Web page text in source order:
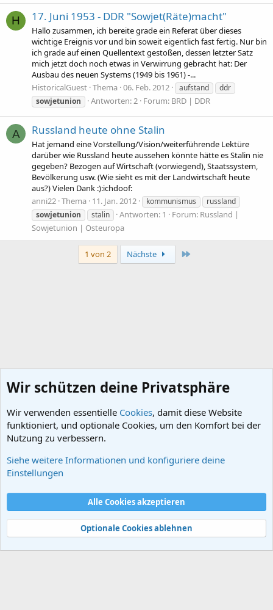
H 17. Juni 1953 - DDR "Sowjet(Räte)macht"
Hallo zusammen, ich bereite grade ein Referat über dieses
wichtige Ereignis vor und bin soweit eigentlich fast fertig. Nur bin
ich grade auf einen Quellentext gestoßen, dessen letzter Satz
mich jetzt doch noch etwas in Verwirrung gebracht hat: Der
Ausbau des neuen Systems (1949 bis 1961) -...
HistoricalGuest Thema 06. Feb. 2012 aufstand
ddr
sowjetunion
Antworten: 2 Forum: BRD | DDR
A Russland heute ohne Stalin
Hat jemand eine Vorstellung/Vision/weiterführende Lektüre
darüber wie Russland heute aussehen könnte hätte es Stalin nie
gegeben? Bezogen auf Wirtschaft (vorwiegend), Staatssystem,
Bevölkerung usw. (Wie sieht es mit der Landwirtschaft heute
aus?) Vielen Dank :):ichdoof:
anni22 Thema 11. Jan. 2012 kommunismus
russland
sowjetunion
stalin Antworten: 1 Forum: Russland |
Sowjetunion | Osteuropa
1 von 2 Nächste
Schlagworte
Nutzungsbedingungen
Datenschutz
Hilfe und Impressum
Start
R
S
Community platform by XenForo® © 2010-2024 XenForo Ltd.
Wir schützen deine Privatsphäre
Wir verwenden essentielle Cookies, damit diese Website
funktioniert, und optionale Cookies, um den Komfort bei der
Nutzung zu verbessern.
Siehe weitere Informationen und konfiguriere deine
Einstellungen
Alle Cookies akzeptieren
Optionale Cookies ablehnen